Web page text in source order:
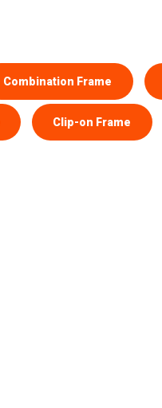
Combination Frame
Clip-on Frame